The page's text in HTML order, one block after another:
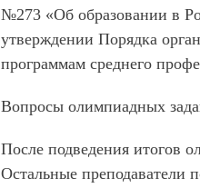
№273 «Об образовании в
утверждении Порядка
программам среднего
Вопросы олимпиадных
После подведения итогов
Остальные преподаватели